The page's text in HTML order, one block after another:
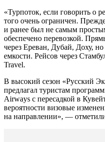
«Турпоток, если говорить о
того очень ограничен.
и ранее был не самым
обеспечено перевозкой.
через Ереван, Дубай, Доху,
емкости. Рейсов через
Travel.
В высокий сезон «Русский
предлагал туристам
Airways с пересадкой в
вероятности визовые
на направлении», —